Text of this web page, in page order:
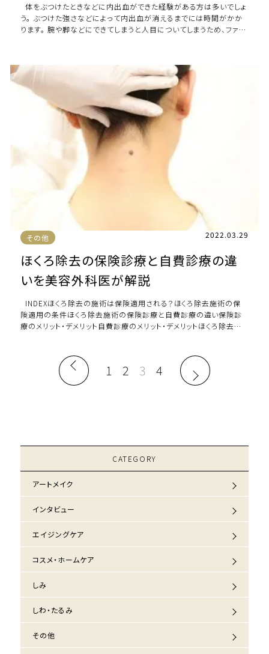
体をぶつけたときなどに内出血ができた経験がある方は多いでしょ
う。 ぶつけた強さなどによって内出血が消えるまでには時間がかか
ります。 腕や脚などにできてしまうと人目についてしまうため、ファッ
その他 2022.03.29
ほくろ除去の保険診療と自費診療の違
いを美容外科医が解説
INDEXほくろ除去の施術は保険適用される？ほくろ除去施術の保
険適用の条件ほくろ除去施術の保険診療と自費診療の違い保険診
療のメリット・デメリット自費診療のメリット・デメリットほくろ除去の
1 2 3 4
CATEGORY
アートメイク
インタビュー
エイジングケア
コスメ・ホームケア
しみ
しわ・たるみ
その他